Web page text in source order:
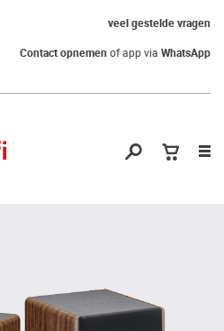
veel gestelde vragen
Contact opnemenof app via WhatsApp